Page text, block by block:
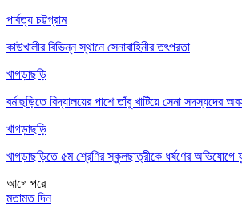
পার্বত্য চট্টগ্রাম
কাউখালীর বিভিন্ন স্থানে সেনাবাহিনীর তৎপরতা
খাগড়াছড়ি
বর্মাছড়িতে বিদ্যালয়ের পাশে তাঁবু খাটিয়ে সেনা সদস্যদের
খাগড়াছড়ি
খাগড়াছড়িতে ৫ম শ্রেণির স্কুলছাত্রীকে ধর্ষণের
আগে পরে
মতামত দিন